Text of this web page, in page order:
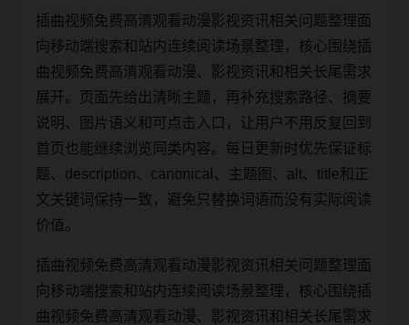
插曲视频免费高清观看动漫影视资讯相关问题整理面
向移动端搜索和站内连续阅读场景整理，核心围绕插
曲视频免费高清观看动漫、影视资讯和相关长尾需求
展开。页面先给出清晰主题，再补充搜索路径、摘要
说明、图片语义和可点击入口，让用户不用反复回到
首页也能继续浏览同类内容。每日更新时优先保证标
题、description、canonical、主题图、alt、title和正
文关键词保持一致，避免只替换词语而没有实际阅读
价值。
插曲视频免费高清观看动漫影视资讯相关问题整理面
向移动端搜索和站内连续阅读场景整理，核心围绕插
曲视频免费高清观看动漫、影视资讯和相关长尾需求